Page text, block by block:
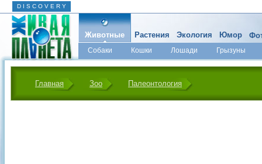
D I S C O V E R Y
Животные
Собаки Кошки Лошади
Грызуны
Микромир
Растения Экология Юмор
Главная Зоо Палеонтология